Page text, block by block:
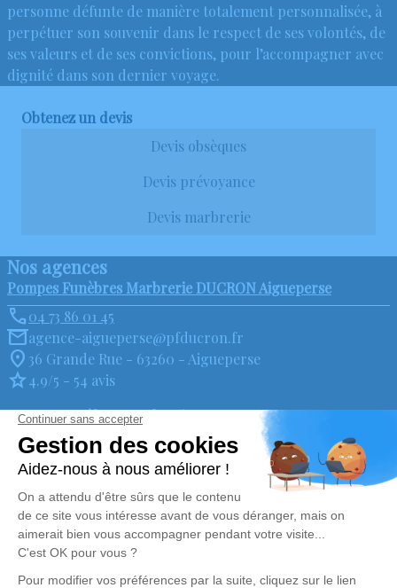
personne défunte de manière totalement personnalisée, à
perpétuer son souvenir dans le respect de ses volontés, de
ses valeurs et de ses convictions, pour l’accompagner avec
dignité dans son dernier voyage.
Obtenez un devis
Devis obsèques
Devis prévoyance
Devis marbrerie
Nos agences
Pompes Funèbres Marbrerie DUCRON Aigueperse
04 73 86 01 45
agence-aigueperse@pfducron.fr
36 Grande Rue - 63260 - Aigueperse
4.9/5 - 54 avis
Pompes Funèbres Marbrerie DUCRON Lezoux
04 73 73 93 93
agence-lezoux@pfducron.fr
53 avenue de Verdun - 63190 - Lezoux
4.9/5 - 89 avis
Nos Services
Organiser des obsèques
Monuments funéraires
Liens utiles
Avis de décès
Demande de rendez-vous en